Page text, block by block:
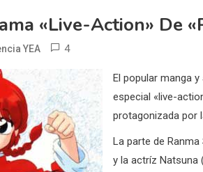
«live-Action» De
YEA 4
El popular manga
especial «live-
protagonizada por
La parte de
y la actríz Natsuna